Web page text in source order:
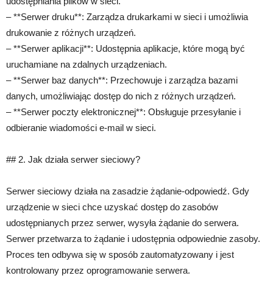
– **Serwer druku**: Zarządza drukarkami w sieci i umożliwia
drukowanie z różnych urządzeń.
– **Serwer aplikacji**: Udostępnia aplikacje, które mogą być
uruchamiane na zdalnych urządzeniach.
– **Serwer baz danych**: Przechowuje i zarządza bazami
danych, umożliwiając dostęp do nich z różnych urządzeń.
– **Serwer poczty elektronicznej**: Obsługuje przesyłanie i
odbieranie wiadomości e-mail w sieci.
## 2. Jak działa serwer sieciowy?
Serwer sieciowy działa na zasadzie żądanie-odpowiedź. Gdy
urządzenie w sieci chce uzyskać dostęp do zasobów
udostępnianych przez serwer, wysyła żądanie do serwera.
Serwer przetwarza to żądanie i udostępnia odpowiednie zasoby.
Proces ten odbywa się w sposób zautomatyzowany i jest
kontrolowany przez oprogramowanie serwera.